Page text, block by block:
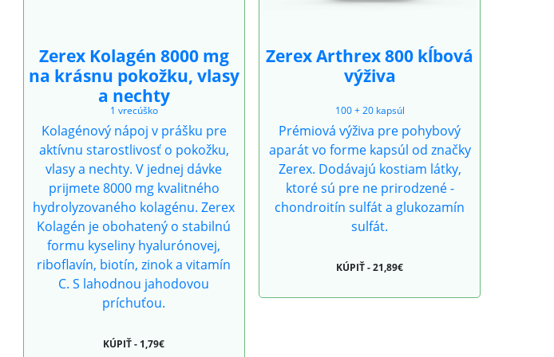
Zerex Kolagén 8000 mg
na krásnu pokožku, vlasy
a nechty
1 vrecúško
Kolagénový nápoj v prášku pre
aktívnu starostlivosť o pokožku,
vlasy a nechty. V jednej dávke
prijmete 8000 mg kvalitného
hydrolyzovaného kolagénu. Zerex
Kolagén je obohatený o stabilnú
formu kyseliny hyalurónovej,
riboflavín, biotín, zinok a vitamín
C. S lahodnou jahodovou
príchuťou.
KÚPIŤ - 1,79€
Zerex Arthrex 800 kĺbová
výživa
100 + 20 kapsúl
Prémiová výživa pre pohybový
aparát vo forme kapsúl od značky
Zerex. Dodávajú kostiam látky,
ktoré sú pre ne prirodzené -
chondroitín sulfát a glukozamín
sulfát.
KÚPIŤ - 21,89€